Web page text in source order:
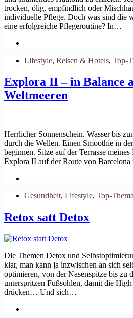
trocken, ölig, empfindlich oder
individuelle Pflege. Doch was sind die
eine erfolgreiche Pflegeroutine? In…
Lifestyle, Reisen & Hotels, Top-
Explora II – in Balance
Weltmeeren
Herrlicher Sonnenschein. Wasser bis
durch die Wellen. Einen Smoothie in
beginnen. Sitze auf der Terrasse meines
Explora II auf der Route von
Gesundheit, Lifestyle, Top-Thema
Retox satt Detox
Die Themen Detox und
klar, man kann ja inzwischen an sich
optimieren, von der Nasenspitze bis zu
unterspritzen Fußsohlen, damit die
drücken… Und sich…